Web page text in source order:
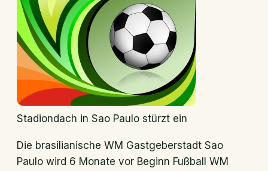
Stadiondach in Sao Paulo stürzt ein
Die brasilianische WM Gastgeberstadt Sao
Paulo wird 6 Monate vor Beginn Fußball WM